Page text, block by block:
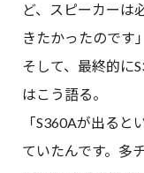
ど、スピーカーは
きたかったのです」
そして、最終的に
はこう語る。
「S360Aが出る
ていたんです。多